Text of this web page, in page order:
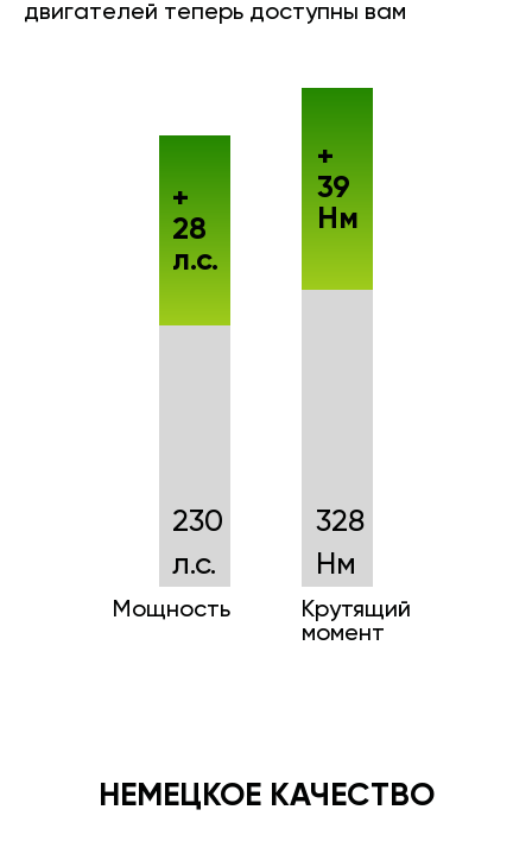
двигателей теперь доступны вам
230
л.с.
Мощность
+
28
л.с.
328
Нм
Крутящий
момент
+
39
Нм
НЕМЕЦКОЕ КАЧЕСТВО